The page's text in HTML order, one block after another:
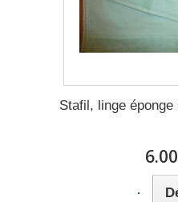
Stafil, linge